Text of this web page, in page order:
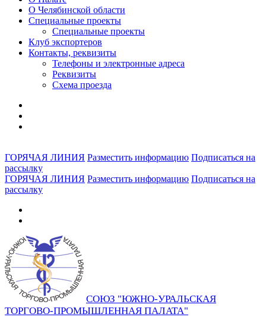
О Челябинской области
Специальные проекты
Специальные проекты
Клуб экспортеров
Контакты, реквизиты
Телефоны и электронные адреса
Реквизиты
Схема проезда
ГОРЯЧАЯ ЛИНИЯ Разместить информацию Подписаться на
рассылку
ГОРЯЧАЯ ЛИНИЯ Разместить информацию Подписаться на
рассылку
СОЮЗ "ЮЖНО-УРАЛЬСКАЯ
ТОРГОВО-ПРОМЫШЛЕННАЯ ПАЛАТА"